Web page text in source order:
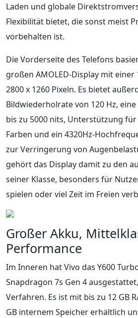
Laden und globale
Flexibilität bietet, die sonst meist
vorbehalten ist.
Die Vorderseite des Telefons
großen AMOLED-Display mit einer
2800 x 1260 Pixeln. Es bietet
Bildwiederholrate von 120 Hz,
bis zu 5000 nits, Unterstützung
Farben und ein 4320Hz-
zur Verringerung von
gehört das Display damit zu den
seiner Klasse, besonders für
spielen oder viel Zeit im Freien
Großer Akku,
Performance
Im Inneren hat Vivo das Y600
Snapdragon 7s Gen 4
Verfahren. Es ist mit bis zu 12 GB
GB internem Speicher erhältlich